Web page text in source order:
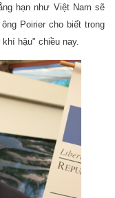
hạn như Việt Nam sẽ
Poirier cho biết trong
khí hậu" chiều nay.